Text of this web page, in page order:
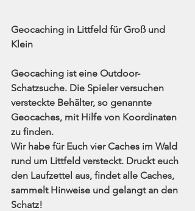
Geocaching in Littfeld für Groß und
Klein
Geocaching ist eine Outdoor-
Schatzsuche. Die Spieler versuchen
versteckte Behälter, so genannte
Geocaches, mit Hilfe von Koordinaten
zu finden.
Wir habe für Euch vier Caches im Wald
rund um Littfeld versteckt. Druckt euch
den Laufzettel aus, findet alle Caches,
sammelt Hinweise und gelangt an den
Schatz!